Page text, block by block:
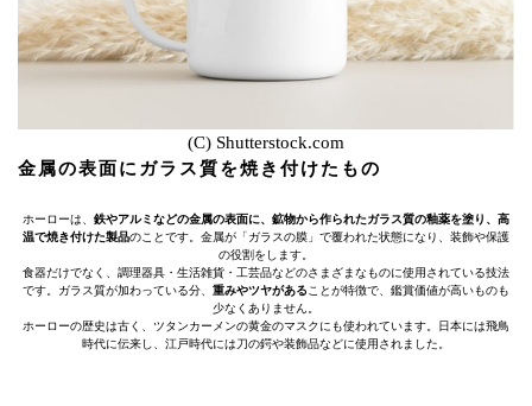
(C) Shutterstock.com
金属の表面にガラス質を焼き付けたもの
ホーローは、 鉄やアルミなどの金属の表面に、鉱物から作られたガラス質の釉薬を塗り、高
温で焼き付けた製品のことです。金属が「ガラスの膜」で覆われた状態になり、装飾や保護
の役割をします。
食器だけでなく、調理器具・生活雑貨・工芸品などのさまざまなものに使用されている技法
です。ガラス質が加わっている分、 重みやツヤがある ことが特徴で、鑑賞価値が高いものも
少なくありません。
ホーローの歴史は古く、ツタンカーメンの黄金のマスクにも使われています。日本には飛鳥
時代に伝来し、江戸時代には刀の鍔や装飾品などに使用されました。